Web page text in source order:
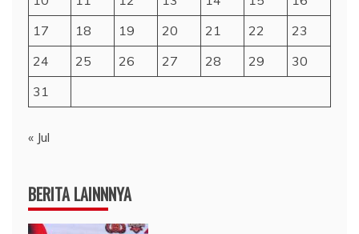
17
18 19 20 21 22
23
24
25 26 27 28 29
30
31
« Jul
BERITA LAINNNYA